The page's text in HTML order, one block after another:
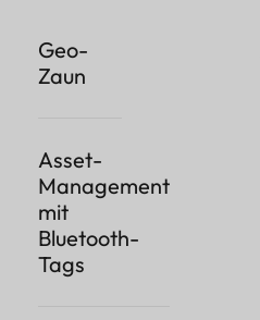
Geo-
Zaun
Asset-
Management
mit
Bluetooth-
Tags